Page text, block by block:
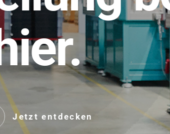
Jetzt entdecken
Das innovative
robust, IP-geschützt und
Jetzt entdecken